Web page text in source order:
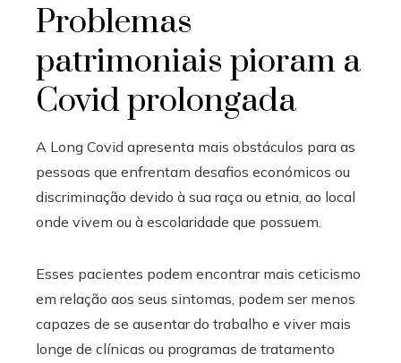
Problemas
patrimoniais pioram a
Covid prolongada
A Long Covid apresenta mais obstáculos para as
pessoas que enfrentam desafios económicos ou
discriminação devido à sua raça ou etnia, ao local
onde vivem ou à escolaridade que possuem.
Esses pacientes podem encontrar mais ceticismo
em relação aos seus sintomas, podem ser menos
capazes de se ausentar do trabalho e viver mais
longe de clínicas ou programas de tratamento